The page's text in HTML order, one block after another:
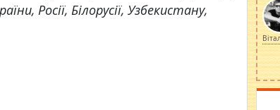
Росії, Білорусії, Узбекистану,